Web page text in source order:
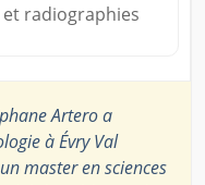
radiographies
Artero a
à Évry Val
master en sciences